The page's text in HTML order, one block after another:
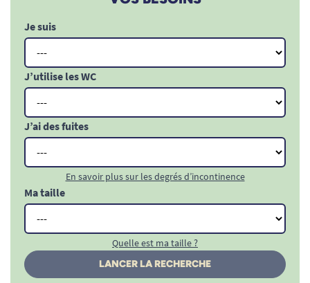
Je suis
J’utilise les WC
J’ai des fuites
En savoir plus sur les degrés d’incontinence
Ma taille
Quelle est ma taille ?
LANCER LA RECHERCHE